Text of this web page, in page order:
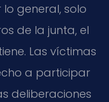
lo general, solo
de la junta, el
Las víctimas
a participar
deliberaciones